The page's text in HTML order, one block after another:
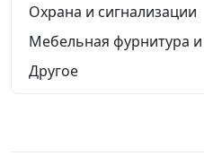
Охрана и сигнализации
Мебельная фурнитура
Другое